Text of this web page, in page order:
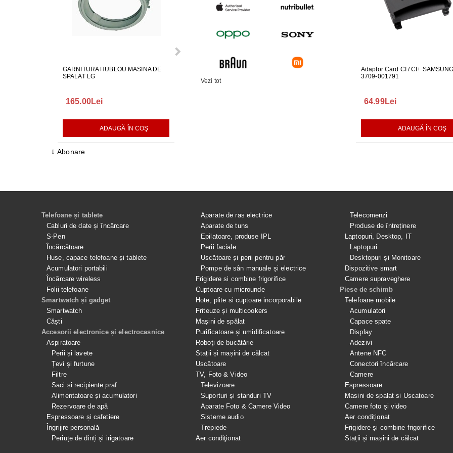
GARNITURA HUBLOU MASINA DE
SPALAT LG
165.00Lei
ADAUGĂ ÎN COŞ
GARNITURA HUBLOU MASINA DE
DUZA PICURATOR CP0446/01
PENTRU PHILIPS HR1922
Abonare
Vezi tot
Adaptor Card CI / CI+ SAMSUNG
3709-001791
64.99Lei
ADAUGĂ ÎN COŞ
Telefoane și tablete
Cabluri de date și încărcare
S-Pen
Încărcătoare
Huse, capace telefoane și tablete
Acumulatori portabili
Încărcare wireless
Folii telefoane
Smartwatch și gadget
Smartwatch
Căști
Accesorii electronice și electrocasnice
Aspiratoare
Perii și lavete
Țevi și furtune
Filtre
Saci și recipiente praf
Alimentatoare și acumulatori
Rezervoare de apă
Espressoare și cafetiere
Îngrijire personală
Periuțe de dinți și irigatoare
Aparate de ras electrice
Aparate de tuns
Epilatoare, produse IPL
Perii faciale
Uscătoare și perii pentru păr
Pompe de sân manuale și electrice
Frigidere si combine frigorifice
Cuptoare cu microunde
Hote, plite si cuptoare incorporabile
Friteuze și multicookers
Maşini de spălat
Purificatoare și umidificatoare
Roboţi de bucătărie
Stații și mașini de călcat
Uscătoare
TV, Foto & Video
Televizoare
Suporturi și standuri TV
Aparate Foto & Camere Video
Sisteme audio
Trepiede
Aer condiţionat
Telecomenzi
Produse de întreținere
Laptopuri, Desktop, IT
Laptopuri
Desktopuri și Monitoare
Dispozitive smart
Camere supraveghere
Piese de schimb
Telefoane mobile
Acumulatori
Capace spate
Display
Adezivi
Antene NFC
Conectori încărcare
Camere
Espressoare
Masini de spalat si Uscatoare
Camere foto și video
Aer condiționat
Frigidere și combine frigorifice
Stații și mașini de călcat